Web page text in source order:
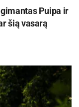
Puipa ir
šią vasarą